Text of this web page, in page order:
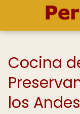
Cocina
los